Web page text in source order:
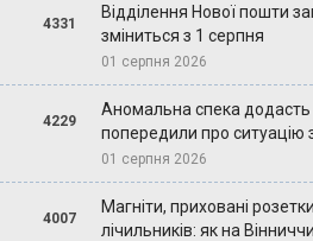
4331
Відділення Нової пошти
зміниться з 1 серпня
01 серпня 2026
4229
Аномальна спека додасть
попередили про ситуацію
01 серпня 2026
4007
Магніти, приховані
лічильників: як на